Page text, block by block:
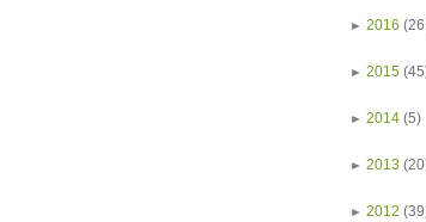
► 2016
► 2015
► 2014 (5)
► 2013
► 2012